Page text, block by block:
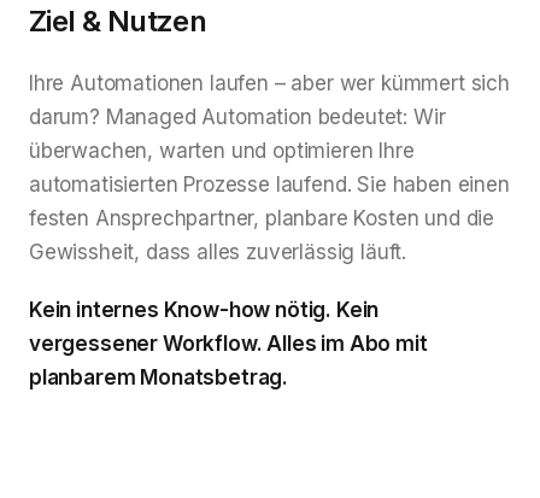
Ziel & Nutzen
Ihre Automationen laufen – aber wer kümmert sich
darum? Managed Automation bedeutet: Wir
überwachen, warten und optimieren Ihre
automatisierten Prozesse laufend. Sie haben einen
festen Ansprechpartner, planbare Kosten und die
Gewissheit, dass alles zuverlässig läuft.
Kein internes Know-how nötig. Kein
vergessener Workflow. Alles im Abo mit
planbarem Monatsbetrag.